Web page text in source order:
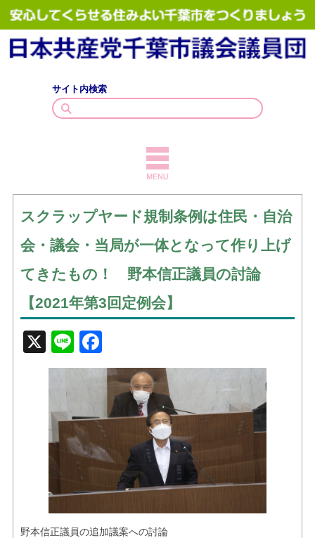
サイト内検索
お問い合せ
リンク
スクラップヤード規制条例は住民・自治
会・議会・当局が一体となって作り上げ
てきたもの！ 野本信正議員の討論
【2021年第3回定例会】
X Line
野本信正議員の追加議案への討論